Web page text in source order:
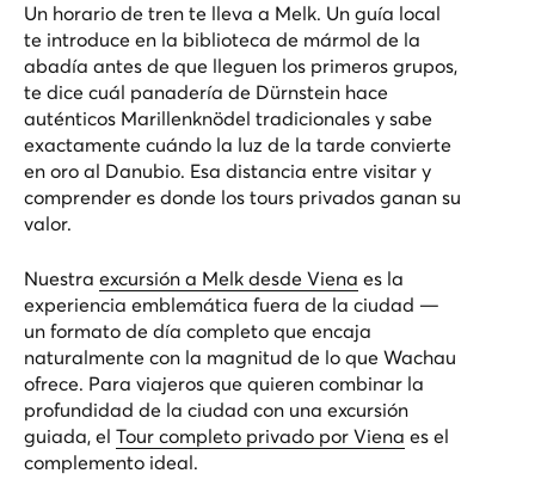
Un horario de tren te lleva a Melk. Un guía local
te introduce en la biblioteca de mármol de la
abadía antes de que lleguen los primeros grupos,
te dice cuál panadería de Dürnstein hace
auténticos Marillenknödel tradicionales y sabe
exactamente cuándo la luz de la tarde convierte
en oro al Danubio. Esa distancia entre visitar y
comprender es donde los tours privados ganan su
valor.
Nuestra excursión a Melk desde Viena es la
experiencia emblemática fuera de la ciudad —
un formato de día completo que encaja
naturalmente con la magnitud de lo que Wachau
ofrece. Para viajeros que quieren combinar la
profundidad de la ciudad con una excursión
guiada, el Tour completo privado por Viena es el
complemento ideal.